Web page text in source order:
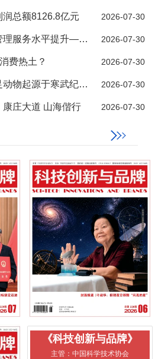
润总额8126.8亿元 2026-07-30
转移接续新规出台，管理服务水平提升——企业年金“ 2026-07-30
费热土？ 2026-07-30
最新研究成果证实头足动物起源于寒武纪早期 2026-07-30
庄大道 山海偕行 2026-07-30
《科技创新与品牌》
主管：中国科学技术协会